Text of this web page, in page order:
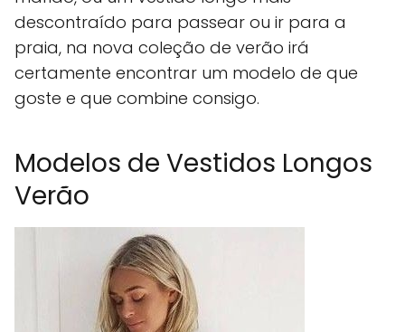
descontraído para passear ou ir para a
praia, na nova coleção de verão irá
certamente encontrar um modelo de que
goste e que combine consigo.
Modelos de Vestidos Longos
Verão